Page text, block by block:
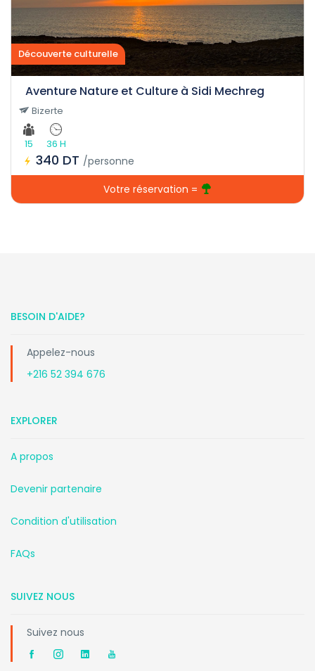
Découverte culturelle
Aventure Nature et Culture à Sidi Mechreg
Bizerte
15 36 H
340 DT /personne
Votre réservation =
BESOIN D'AIDE?
Appelez-nous
+216 52 394 676
EXPLORER
A propos
Devenir partenaire
Condition d'utilisation
FAQs
SUIVEZ NOUS
Suivez nous